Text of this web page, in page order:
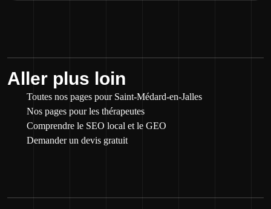
Aller plus loin
Toutes nos pages pour Saint-Médard-en-Jalles
Nos pages pour les thérapeutes
Comprendre le SEO local et le GEO
Demander un devis gratuit